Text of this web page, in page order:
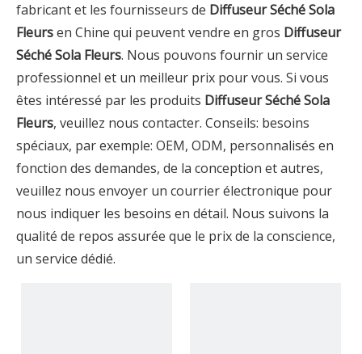
fabricant et les fournisseurs de Diffuseur Séché Sola
Fleursen Chine qui peuvent vendre en gros Diffuseur
Séché Sola Fleurs. Nous pouvons fournir un service
professionnel et un meilleur prix pour vous. Si vous
êtes intéressé par les produits Diffuseur Séché Sola
Fleurs, veuillez nous contacter. Conseils: besoins
spéciaux, par exemple: OEM, ODM, personnalisés en
fonction des demandes, de la conception et autres,
veuillez nous envoyer un courrier électronique pour
nous indiquer les besoins en détail. Nous suivons la
qualité de repos assurée que le prix de la conscience,
un service dédié.